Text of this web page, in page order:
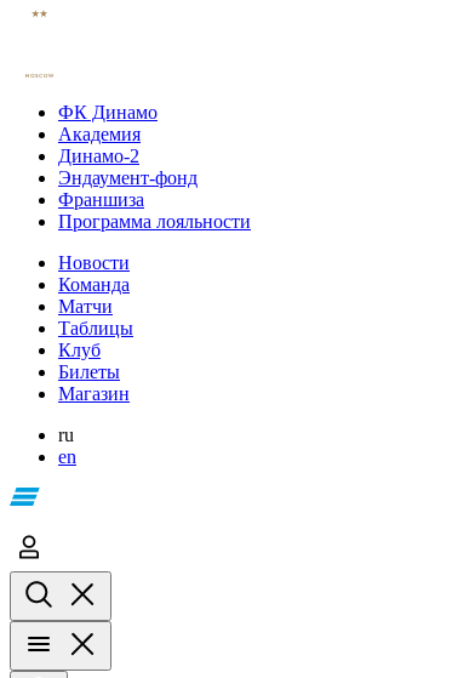
ФК Динамо
Академия
Динамо-2
Эндаумент-фонд
Франшиза
Программа лояльности
Новости
Команда
Матчи
Таблицы
Клуб
Билеты
Магазин
ru
en